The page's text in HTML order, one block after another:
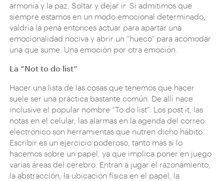
armonía y la paz. Soltar y dejar ir. Si admitimos que
siempre estamos en un modo emocional determinado,
valdría la pena entonces actuar para apartar una
emocionalidad nociva y abrir un “hueco” para acomodar
una que sume. Una emoción por otra emoción.
La “Not to do list”
Hacer una lista de las cosas que tenemos que hacer
suele ser una práctica bastante común. De allí nace
inclusive el popular nombre “To do list”. Los post it, las
notas en el celular, las alarmas en la agenda del correo
electrónico son herramientas que nutren dicho hábito.
Escribir es un ejercicio poderoso, tanto más si lo
hacemos sobre un papel, ya que implica poner en juego
varias áreas del cerebro. Entran a jugar el razonamiento,
la abstracción, la ubicación física en el papel, la